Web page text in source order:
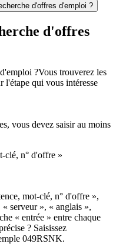
d'offres d'emploi ?
d'offres
?Vous trouverez les
l'étape qui vous intéresse
vous devez saisir au moins
clé, n° d'offre »
mot-clé, n° d'offre »,
serveur », « anglais »,
« entrée » entre chaque
? Saisissez
049RSNK.